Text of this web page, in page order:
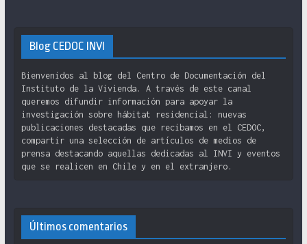
Blog CEDOC INVI
Bienvenidos al blog del Centro de Documentación del
Instituto de la Vivienda. A través de este canal
queremos difundir información para apoyar la
investigación sobre hábitat residencial: nuevas
publicaciones destacadas que recibamos en el CEDOC,
compartir una selección de artículos de medios de
prensa destacando aquellas dedicadas al INVI y eventos
que se realicen en Chile y en el extranjero.
Últimos comentarios